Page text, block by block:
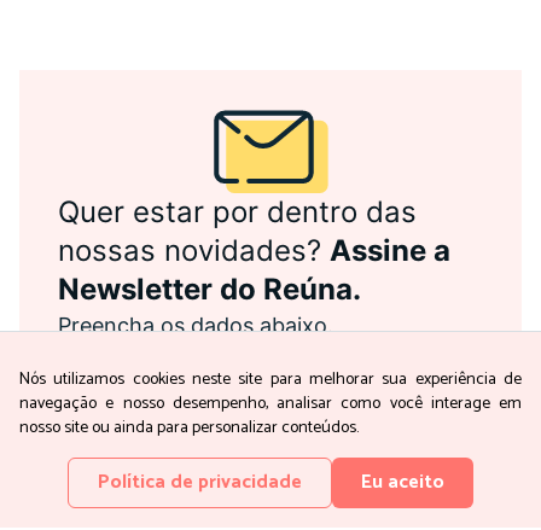
Quer estar por dentro das
nossas novidades? Assine a
Newsletter do Reúna.
Preencha os dados abaixo.
Nome *
Email *
Concordo com em receber as
comunicações conforme a
privacidade do Reúna
Nós utilizamos cookies neste site para melhorar sua experiência de
navegação e nosso desempenho, analisar como você interage em
nosso site ou ainda para personalizar conteúdos.
Política de privacidade Eu aceito